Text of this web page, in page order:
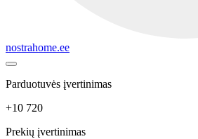
nostrahome.ee
Parduotuvės įvertinimas
+10 720
Prekių įvertinimas